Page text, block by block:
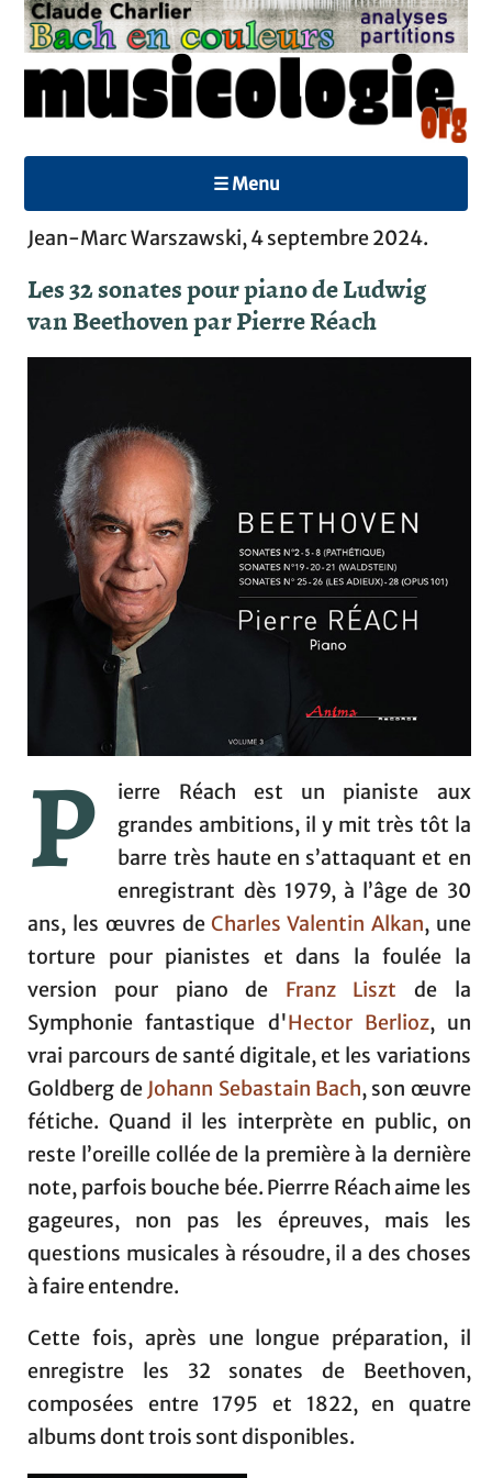
☰ Menu
Jean-Marc Warszawski, 4 septembre 2024.
Les 32 sonates pour piano de Ludwig
van Beethoven par Pierre Réach
P
ierre Réach est un pianiste aux
grandes ambitions, il y mit très tôt la
barre très haute en s’attaquant et en
enregistrant dès 1979, à l’âge de 30
ans, les œuvres deCharles Valentin Alkan, une
torture pour pianistes et dans la foulée la
version pour piano de Franz Liszt de la
Symphonie fantastique d'Hector Berlioz, un
vrai parcours de santé digitale, et les variations
Goldberg de Johann Sebastain Bach, son œuvre
fétiche. Quand il les interprète en public, on
reste l’oreille collée de la première à la dernière
note, parfois bouche bée. Pierrre Réach aime les
gageures, non pas les épreuves, mais les
questions musicales à résoudre, il a des choses
à faire entendre.
Cette fois, après une longue préparation, il
enregistre les 32 sonates de Beethoven,
composées entre 1795 et 1822, en quatre
albums dont trois sont disponibles.